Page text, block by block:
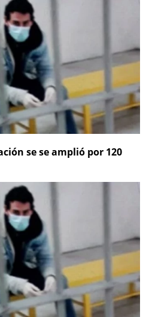
se se amplió por 120